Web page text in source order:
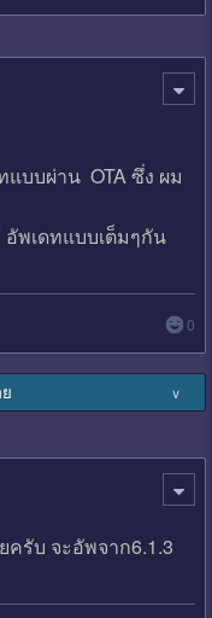
บบผ่าน OTA ซึ่ง ผม
พเดทแบบเต็มๆกัน
0
∨
รับ จะอัพจาก6.1.3